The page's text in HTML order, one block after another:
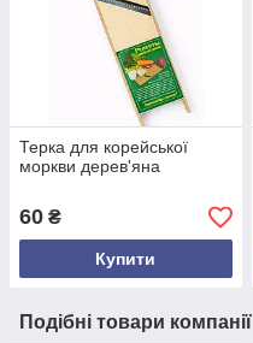
Терка для корейської
моркви дерев'яна
60 ₴
Купити
Подібні товари компанії